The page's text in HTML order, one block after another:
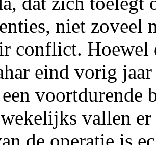
niet zoveel
conflict. Hoewel
eind vorig
voortdurende
vallen er